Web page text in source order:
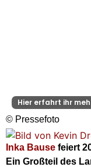
Hier erfahrt ihr
© Pressefoto
Inka Bause feiert
Ein Großteil des